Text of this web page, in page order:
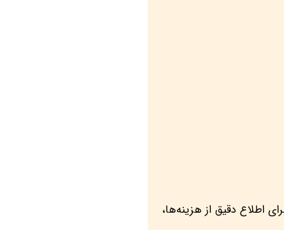
اطلاع دقیق از هزینه‌ها،